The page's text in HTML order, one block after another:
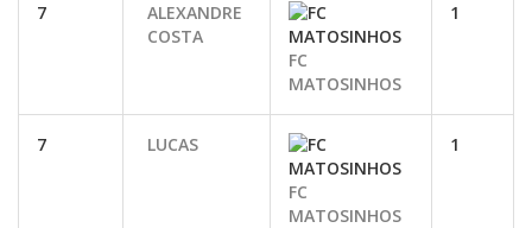
7
ALEXANDRE
COSTA
FC
MATOSINHOS
1
7 LUCAS
FC
MATOSINHOS
1